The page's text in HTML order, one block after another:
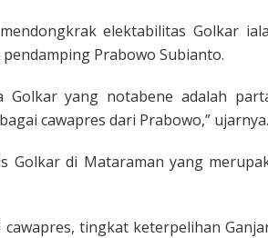
elektabilitas Golkar
Prabowo Subianto.
Golkar yang notabene adalah
cawapres dari Prabowo,” ujarnya.
Golkar di Mataraman yang
tingkat keterpelihan